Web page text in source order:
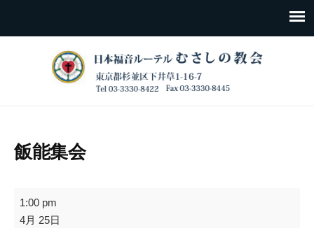
飯能集会
飯
能
1:00 pm
4月 25日